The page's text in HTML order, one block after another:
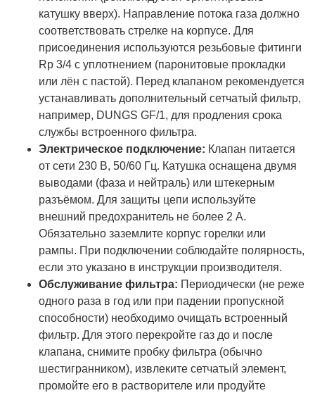
катушку вверх). Направление потока газа должно
соответствовать стрелке на корпусе. Для
присоединения используются резьбовые фитинги
Rp 3/4 с уплотнением (паронитовые прокладки
или лён с пастой). Перед клапаном рекомендуется
устанавливать дополнительный сетчатый фильтр,
например, DUNGS GF/1, для продления срока
службы встроенного фильтра.
Электрическое подключение: Клапан питается
от сети 230 В, 50/60 Гц. Катушка оснащена двумя
выводами (фаза и нейтраль) или штекерным
разъёмом. Для защиты цепи используйте
внешний предохранитель не более 2 А.
Обязательно заземлите корпус горелки или
рампы. При подключении соблюдайте полярность,
если это указано в инструкции производителя.
Обслуживание фильтра: Периодически (не реже
одного раза в год или при падении пропускной
способности) необходимо очищать встроенный
фильтр. Для этого перекройте газ до и после
клапана, снимите пробку фильтра (обычно
шестигранником), извлеките сетчатый элемент,
промойте его в растворителе или продуйте